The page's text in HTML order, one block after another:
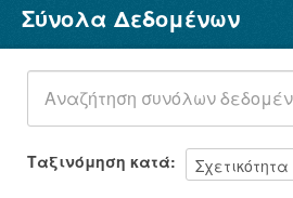
Σύνολα Δεδομένων
Φορείς
Ομάδες
Σχετικά
Σύνολα Δεδομένων
Ταξινόμηση κατά